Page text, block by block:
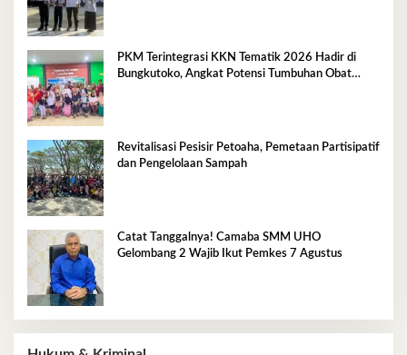
PKM Terintegrasi KKN Tematik 2026 Hadir di
Bungkutoko, Angkat Potensi Tumbuhan Obat
Revitalisasi Pesisir Petoaha, Pemetaan Partisipatif
dan Pengelolaan Sampah
Catat Tanggalnya! Camaba SMM UHO
Gelombang 2 Wajib Ikut Pemkes 7 Agustus